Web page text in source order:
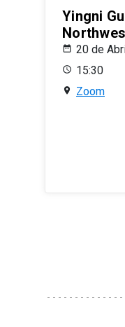
Yingni
20 de
15:30
Zoom